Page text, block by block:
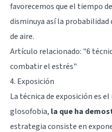
favorecemos que el tiempo
disminuya así la probabilidad
de aire.
Artículo relacionado: "6
combatir el estrés"
4. Exposición
La técnica de exposición es
glosofobia, la que ha
estrategia consiste en